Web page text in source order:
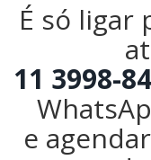
É só ligar
11 3998-
e